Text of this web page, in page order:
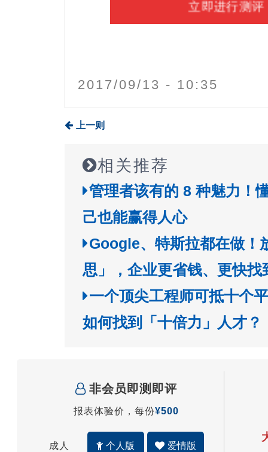
立即进行测评
2017/09/13 - 10:35
上一则
相关推荐
管理者该有的 8 种魅力！
己也能赢得人心
Google、特斯拉都在做！
思」，企业更省钱、更快找
一个顶尖工程师可抵十个
如何找到「十倍力」人才？
非会员即测即评
报表体验价，每份¥500
成人 个人版 爱情版